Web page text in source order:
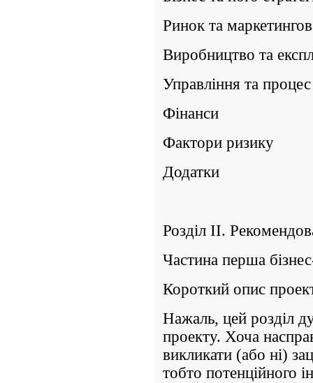
Ринок та
Виробництво та
Управління та
Фінанси
Фактори ризику
Додатки
Розділ II.
Частина перша
Короткий опис
Нажаль, цей розділ
проекту. Хоча
викликати (або ні)
тобто потенційного